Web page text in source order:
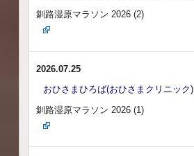
釧路湿原マラソン 2026 (2)
2026.07.25
おひさまひろば(おひさまクリニック)
釧路湿原マラソン 2026 (1)